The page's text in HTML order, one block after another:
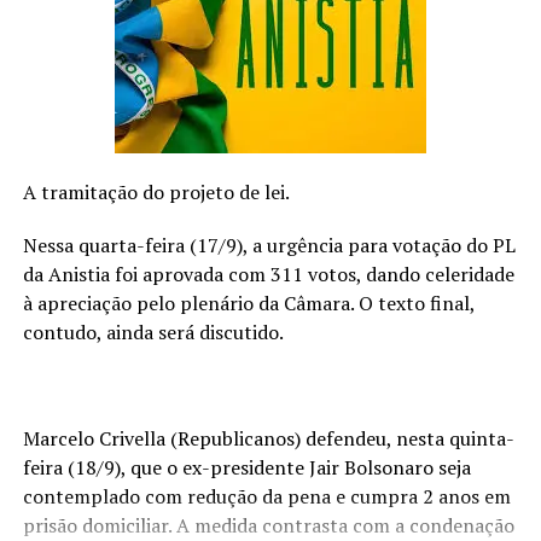
Compõem o repertório as seguintes regravações:
Bandido de Amor; Vira e Mexe; Só falta você; Se não
ir embora; Luz da minha vida; Coração bandido; Esse
amor que mata; Meu segredo. Também estão no álbum
as inéditas: Chorar até ficar rouco; Nem com a polícia;
De bar em bar e Playlist sofrida. O cantor Marcelo
Martins, ex- João Lucas e Marcelo, participou com
Rodrigo Alves na faixa Coração Bandido e a dupla
A tramitação do projeto de lei.
Nessa quarta-feira (17/9), a urgência para votação do PL
da Anistia foi aprovada com 311 votos, dando celeridade
à apreciação pelo plenário da Câmara. O texto final,
contudo, ainda será discutido.
Marcelo Crivella (Republicanos) defendeu, nesta quinta-
feira (18/9), que o ex-presidente Jair Bolsonaro seja
contemplado com redução da pena e cumpra 2 anos em
prisão domiciliar. A medida contrasta com a condenação